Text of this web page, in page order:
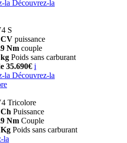
la Découvrez-la
S
CV puissance
Nm couple
Poids sans carburant
35.690€ i
la Découvrez-la
Tricolore
Puissance
Nm Couple
Kg Poids sans carburant
la